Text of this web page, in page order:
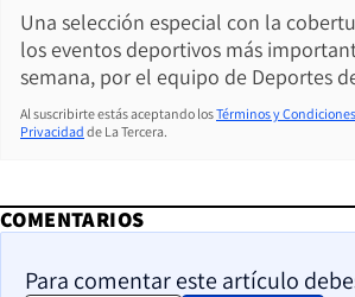
Una selección especial con la
los eventos deportivos más
semana, por el equipo de Deportes
Al suscribirte estás aceptando losTérminos y Condiciones
Privacidad de La Tercera.
COMENTARIOS
Para comentar este artículo